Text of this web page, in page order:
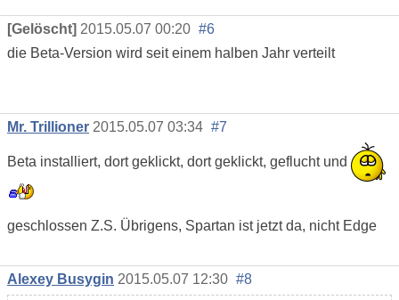
[Gelöscht] 2015.05.07 00:20 #6
die Beta-Version wird seit einem halben Jahr verteilt
Mr. Trillioner 2015.05.07 03:34 #7
Beta installiert, dort geklickt, dort geklickt, geflucht und
geschlossen Z.S. Übrigens, Spartan ist jetzt da, nicht Edge
Alexey Busygin 2015.05.07 12:30 #8